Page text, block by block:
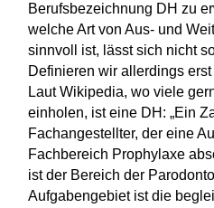
Berufsbezeichnung DH zu
welche Art von Aus- und
sinnvoll ist, lässt sich nicht
Definieren wir allerdings
Laut Wikipedia, wo viele
einholen, ist eine DH: „Ein
Fachangestellter, der eine
Fachbereich Prophylaxe
ist der Bereich der
Aufgabengebiet ist die